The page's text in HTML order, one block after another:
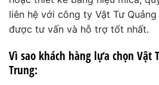
liên hệ với công ty Vật Tư
được tư vấn và hỗ trợ tốt nhất.
Vì sao khách hàng lựa chọn Vật
Trung: